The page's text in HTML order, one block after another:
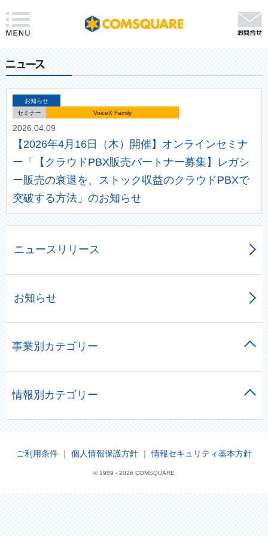
お知らせ
セミナー
VoiceX Family
2026.04.09
【2026年4月16日（木）開催】オンラインセミナ
ー「【クラウドPBX販売パートナー募集】レガシ
ー販売の衰退を、ストック収益のクラウドPBXで
突破する方法」のお知らせ
ニュースリリース
お知らせ
事業別カテゴリー
情報別カテゴリー
ご利用条件 ｜ 個人情報保護方針 ｜情報セキュリティ基本方針
© 1989 - 2026 COMSQUARE